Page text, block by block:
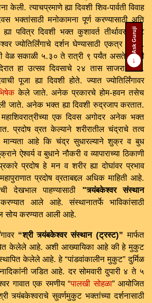
केली. त्याचप्रमाणे ह्या दिवशी शिव-पार्वती विवाह
भक्तांसाठी मनोकामना पूर्ण करण्यासाठी अति
पवित्र दिवशी भक्त कुशावर्त तीर्थावर पहाटे
ज्योतिर्लिंगाचे दर्शन घेण्यासाठी एकत्र येतात.
वेळ सकाळी ५.३० ते रात्री ९ पर्यंत असते तरीही
हा उत्सव दिवसाचे २४ तास साजरा होतो.
पूजा ह्या दिवशी होते. ज्यात ज्योतिर्लिंगावर
केले जाते. अनेक प्रकारचे होम-हवन तसेच
जाते. अनेक भक्त ह्या दिवशी रुद्रजाप करतात.
महाशिवरात्रीच्या एक दिवस अगोदर अनेक भक्त
प्रदोष व्रत केल्याने शरीरातील चंद्राचे तत्व
आहे कि चंद्र सुधारल्याने शुक्र व बुध
ऐश्वर्य व बुधाने नौकरी व व्यापाराच्या ठिकाणी
प्रदोष हे मन व शरीर ह्या दोघांवर प्रभाव
प्रदोष व्रताबद्दल अधिक माहिती आहे.
देखभाल पाहण्यासाठी "त्र्यंबकेश्वर संस्थान
आले आहे. संस्थानातर्फे भाविकांसाठी
सोय करण्यात आली आहे.
“श्री त्र्यंबकेश्वर संस्थान (ट्रस्ट)”मार्फत
केलेले आहे. अशी आख्यायिका आहे की हे मुकुट
स्थापित केलेले आहे. हे “पांडवांकालीन मुकुट” दुर्मिळ
जडित आहे. दर सोमवारी दुपारी ४ ते ५
गावात एक रमणीय “पालखी सोहळा” आयोजित
त्र्यंबकेश्वराचे सुवर्णमुकुट भक्तांच्या दर्शनासाठी
↓
Ask Guruji